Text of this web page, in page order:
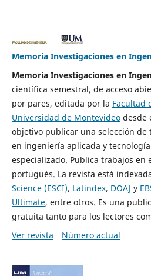
Memoria Investigaciones en
Memoria Investigaciones en
científica semestral, de acceso
por pares, editada por la Facultad
Universidad de Montevideodesde
objetivo publicar una selección de
en ingeniería aplicada y
especializado. Publica trabajos en
portugués. La revista está
Science (ESCI), Latindex, DOAJ y
Ultimate, entre otros. Es una
gratuita tanto para los lectores
Ver revista
Número actual